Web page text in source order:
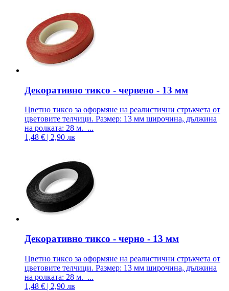
Декоративно тиксо - червено - 13 мм
Цветно тиксо за оформяне на реалистични стръкчета от
цветовите телчици. Размер: 13 мм широчина, дължина
на ролката: 28 м. ...
1,48 € | 2,90 лв
Декоративно тиксо - черно - 13 мм
Цветно тиксо за оформяне на реалистични стръкчета от
цветовите телчици. Размер: 13 мм широчина, дължина
на ролката: 28 м. ...
1,48 € | 2,90 лв